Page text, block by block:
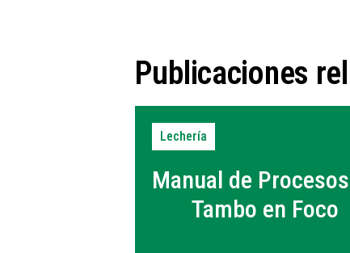
Lechería
Manual de
Tambo en Foco
Publicaciones